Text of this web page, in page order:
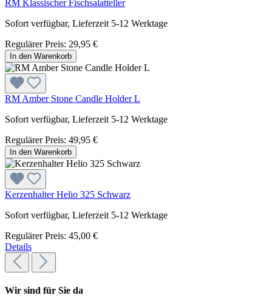
RM Klassischer Fischsalatteller
Sofort verfügbar, Lieferzeit 5-12 Werktage
Regulärer Preis: 29,95 €
In den Warenkorb
RM Amber Stone Candle Holder L
Sofort verfügbar, Lieferzeit 5-12 Werktage
Regulärer Preis: 49,95 €
In den Warenkorb
Kerzenhalter Helio 325 Schwarz
Sofort verfügbar, Lieferzeit 5-12 Werktage
Regulärer Preis: 45,00 €
Details
Wir sind für Sie da